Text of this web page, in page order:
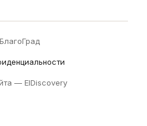
— ElDiscovery